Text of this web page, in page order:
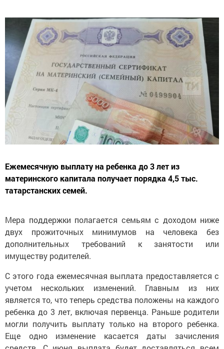
Ежемесячную выплату на ребенка до 3 лет из
материнского капитала получает порядка 4,5 тыс.
татарстанских семей.
Мера поддержки полагается семьям с доходом ниже
двух прожиточных минимумов на человека без
дополнительных требований к занятости или
имуществу родителей.
С этого года ежемесячная выплата предоставляется с
учетом нескольких изменений. Главным из них
является то, что теперь средства положены на каждого
ребенка до 3 лет, включая первенца. Раньше родители
могли получить выплату только на второго ребенка.
Еще одно изменение касается даты зачисления